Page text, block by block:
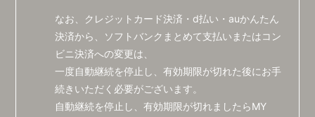
なお、クレジットカード決済・d払い・auかんたん
決済から、ソフトバンクまとめて支払いまたはコン
ビニ決済への変更は、
一度自動継続を停止し、有効期限が切れた後にお手
続きいただく必要がございます。
自動継続を停止し、有効期限が切れましたらMY